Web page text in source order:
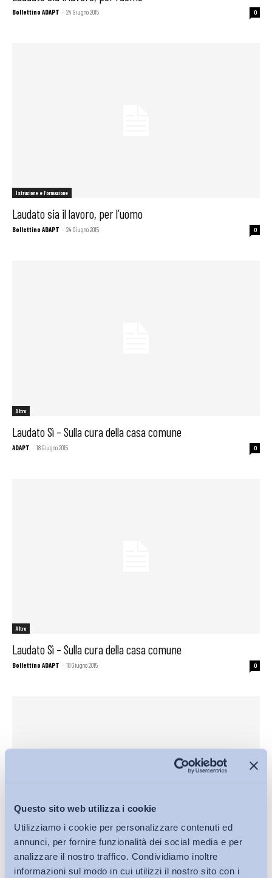
Questo sito web utilizza i cookie
Utilizziamo i cookie per personalizzare contenuti ed
annunci, per fornire funzionalità dei social media e per
analizzare il nostro traffico. Condividiamo inoltre
informazioni sul modo in cui utilizzi il nostro sito con i
Bollettino ADAPT - 24 Giugno 2015 0
Istruzione e Formazione
Laudato sia il lavoro, per l’uomo
Bollettino ADAPT - 24 Giugno 2015 0
Altro
Laudato Sì – Sulla cura della casa comune
ADAPT - 18 Giugno 2015 0
Altro
Laudato Sì – Sulla cura della casa comune
Bollettino ADAPT - 18 Giugno 2015 0
Altro
Disposizioni in materia di delitti contro l'ambiente